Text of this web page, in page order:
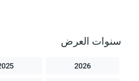
سنوات العرض
2026